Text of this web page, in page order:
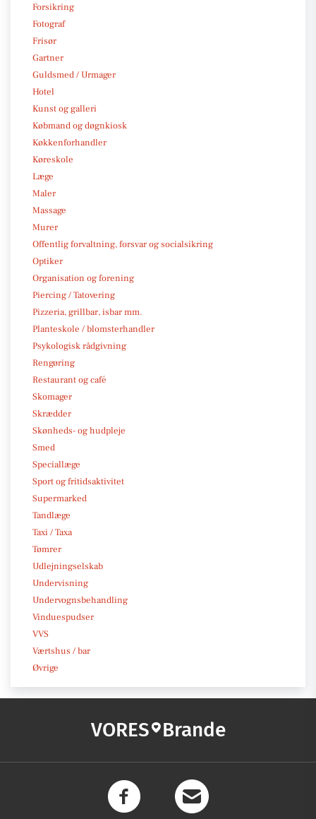
Forsikring
Fotograf
Frisør
Gartner
Guldsmed / Urmager
Hotel
Kunst og galleri
Købmand og døgnkiosk
Køkkenforhandler
Køreskole
Læge
Maler
Massage
Murer
Offentlig forvaltning, forsvar og socialsikring
Optiker
Organisation og forening
Piercing / Tatovering
Pizzeria, grillbar, isbar mm.
Planteskole / blomsterhandler
Psykologisk rådgivning
Rengøring
Restaurant og café
Skomager
Skrædder
Skønheds- og hudpleje
Smed
Speciallæge
Sport og fritidsaktivitet
Supermarked
Tandlæge
Taxi / Taxa
Tømrer
Udlejningselskab
Undervisning
Undervognsbehandling
Vinduespudser
VVS
Værtshus / bar
Øvrige
VORES Brande